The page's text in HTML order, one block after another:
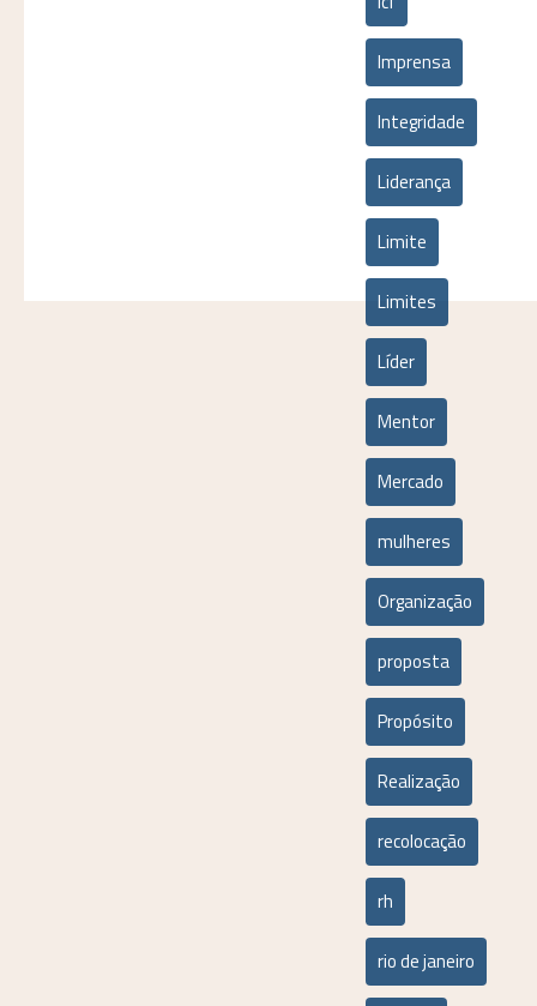
Imprensa
Integridade
Liderança
Limite
Limites
Líder
Mentor
Mercado
mulheres
Organização
proposta
Propósito
Realização
recolocação
rh
rio de janeiro